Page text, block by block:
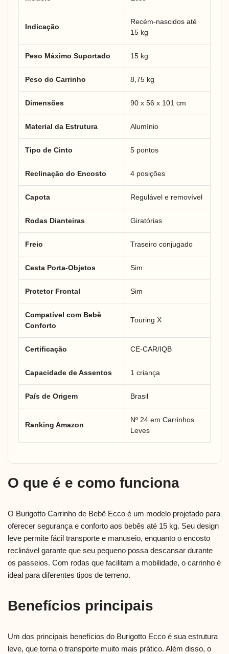
Indicação
Recém-nascidos até
15 kg
Peso Máximo Suportado 15 kg
Peso do Carrinho 8,75 kg
Dimensões 90 x 56 x 101 cm
Material da Estrutura Alumínio
Tipo de Cinto 5 pontos
Reclinação do Encosto 4 posições
Capota Regulável e removível
Rodas Dianteiras Giratórias
Freio Traseiro conjugado
Cesta Porta-Objetos Sim
Protetor Frontal Sim
Compatível com Bebê
Conforto
Touring X
Certificação CE-CAR/IQB
Capacidade de Assentos 1 criança
País de Origem Brasil
Ranking Amazon
Nº 24 em Carrinhos
Leves
O que é e como funciona
O Burigotto Carrinho de Bebê Ecco é um modelo projetado para
oferecer segurança e conforto aos bebês até 15 kg. Seu design
leve permite fácil transporte e manuseio, enquanto o encosto
reclinável garante que seu pequeno possa descansar durante
os passeios. Com rodas que facilitam a mobilidade, o carrinho é
ideal para diferentes tipos de terreno.
Benefícios principais
Um dos principais benefícios do Burigotto Ecco é sua estrutura
leve, que torna o transporte muito mais prático. Além disso, o